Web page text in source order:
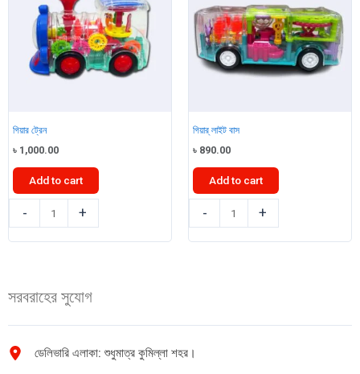
গিয়ার ট্রেন
৳ 1,000.00
Add to cart
-
ট্রেন
quantity
+
গিয়ার্ লাইট বাস
৳ 890.00
Add to cart
-
লাইট
বাস
+
সরবরাহের সুযোগ
ডেলিভারি এলাকা: শুধুমাত্র কুমিল্লা শহর।